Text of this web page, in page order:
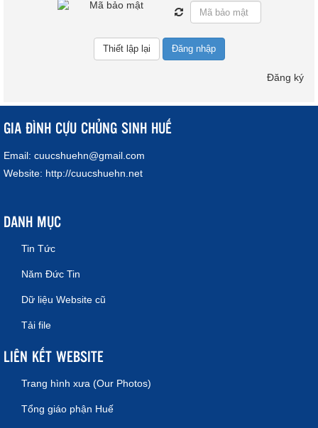
Đăng nhập
Đăng ký
GIA ĐÌNH CỰU CHỦNG SINH HUẾ
Email: cuucshuehn@gmail.com
Website: http://cuucshuehn.net
DANH MỤC
Tin Tức
Năm Đức Tin
Dữ liệu Website cũ
Tải file
LIÊN KẾT WEBSITE
Trang hình xưa (Our Photos)
Tổng giáo phận Huế